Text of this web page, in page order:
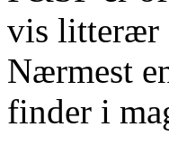
vis litterær
Nærmest
finder i